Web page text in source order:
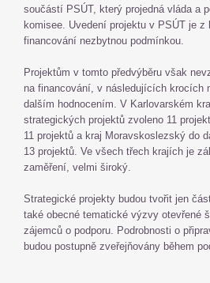
součástí PSÚT, který projedná vláda a
komisee. Uvedení projektu v PSÚT je z
financování nezbytnou podmínkou.
Projektům v tomto předvýběru však
na financování, v následujících krocích
dalším hodnocením. V Karlovarském
strategických projektů zvoleno 11
11 projektů a kraj Moravskoslezský do
13 projektů. Ve všech třech krajích je
zaměření, velmi široký.
Strategické projekty budou tvořit jen
také obecné tematické výzvy otevřené
zájemců o podporu. Podrobnosti o
budou postupně zveřejňovány během